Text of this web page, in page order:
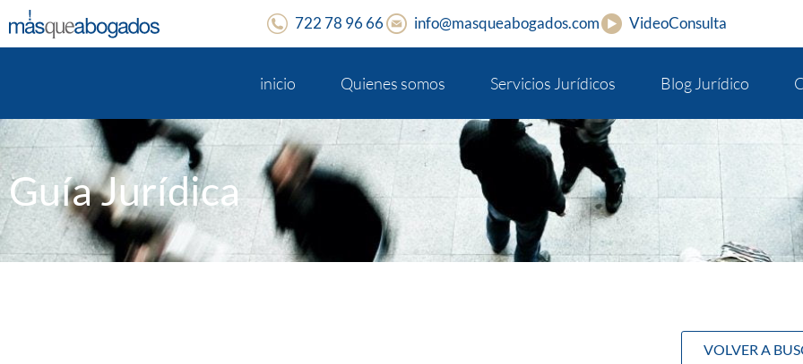
722 78 96 66 info@masqueabogados.com VideoConsulta
inicio Quienes somos Servicios Jurídicos Blog Jurídico
Guía Jurídica
VOLVER A